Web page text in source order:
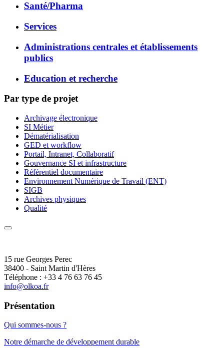
Santé/Pharma
Services
Administrations centrales et établissements
publics
Education et recherche
Par type de projet
Archivage électronique
SI Métier
Dématérialisation
GED et workflow
Portail, Intranet, Collaboratif
Gouvernance SI et infrastructure
Référentiel documentaire
Environnement Numérique de Travail (ENT)
SIGB
Archives physiques
Qualité
15 rue Georges Perec
38400 - Saint Martin d'Hères
Téléphone : +33 4 76 63 76 45
info@olkoa.fr
Présentation
Qui sommes-nous ?
Notre démarche de développement durable